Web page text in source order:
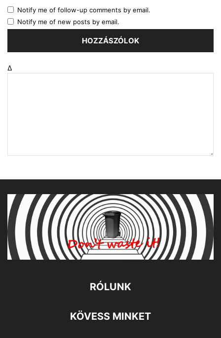
Notify me of follow-up comments by email.
Notify me of new posts by email.
Δ
RÓLUNK
KÖVESS MINKET